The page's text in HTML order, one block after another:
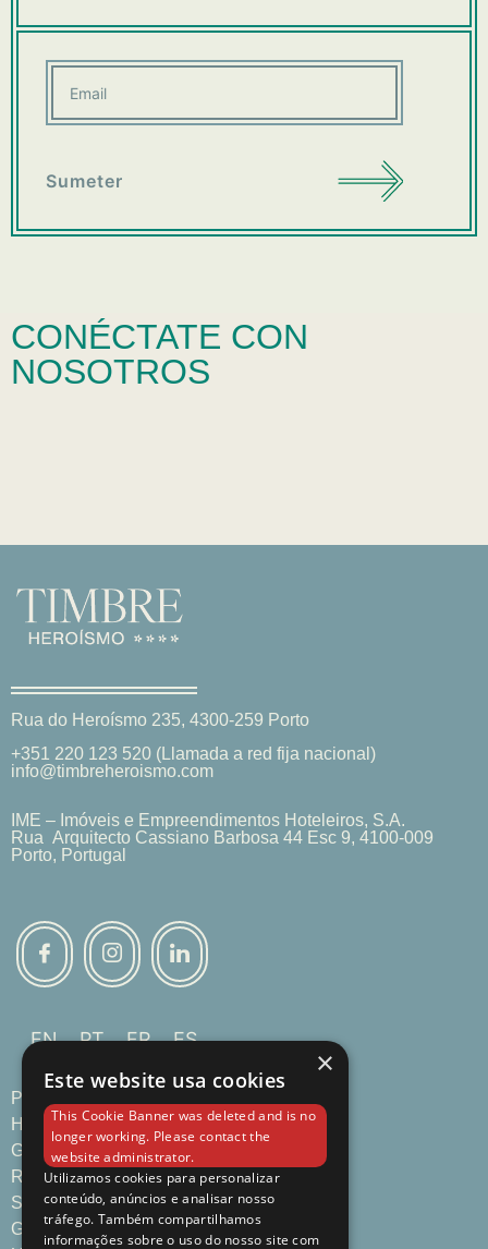
Sumeter
CONÉCTATE CON
NOSOTROS
Rua do Heroísmo 235, 4300-259 Porto
+351 220 123 520 (Llamada a red fija nacional)
info@timbreheroismo.com
IME – Imóveis e Empreendimentos Hoteleiros, S.A.
Rua Arquitecto Cassiano Barbosa 44 Esc 9, 4100-009
Porto, Portugal
EN PT FR ES
Página Principal
Habitaciónes & Suites
Gastronomía
Reuniones & Eventos
Servicios del Hotel
Galería
×
Este website usa cookies
This Cookie Banner was deleted and is no
longer working. Please contact the
website administrator.
Utilizamos cookies para personalizar
conteúdo, anúncios e analisar nosso
tráfego. Também compartilhamos
informações sobre o uso do nosso site com